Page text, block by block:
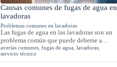
Causas comunes de fugas de agua en
lavadoras
Problemas comunes en lavadoras
Las fugas de agua en las lavadoras son un
problema común que puede deberse a…
averías comunes ,fugas de agua ,lavadoras
servicio técnico